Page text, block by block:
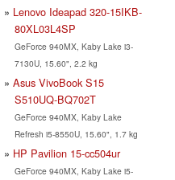
Lenovo Ideapad 320-15IKB-
80XL03L4SP
GeForce 940MX, Kaby Lake i3-
7130U, 15.60", 2.2 kg
Asus VivoBook S15
S510UQ-BQ702T
GeForce 940MX, Kaby Lake
Refresh i5-8550U, 15.60", 1.7 kg
HP Pavilion 15-cc504ur
GeForce 940MX, Kaby Lake i5-